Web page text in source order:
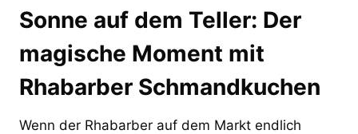
Sonne auf dem Teller: Der
magische Moment mit
Rhabarber Schmandkuchen
Wenn der Rhabarber auf dem Markt endlich